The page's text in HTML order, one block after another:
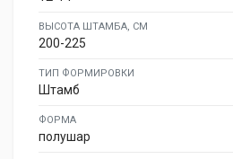
ВЫСОТА ШТАМБА, СМ
200-225
ТИП ФОРМИРОВКИ
Штамб
ФОРМА
полушар